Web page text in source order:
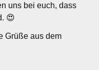
uns bei euch, dass
😍
Grüße aus dem